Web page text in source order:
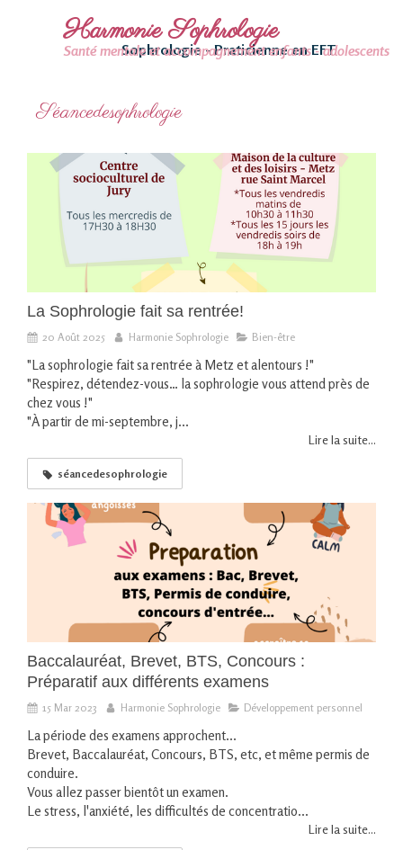
Harmonie Sophrologie
Sophrologie - Praticienne en EFT
Santé mentale et accompagnement enfants - adolescents
Séancedesophrologie
La Sophrologie fait sa rentrée!
20 Août 2025 Harmonie Sophrologie Bien-être
"La sophrologie fait sa rentrée à Metz et alentours !"
"Respirez, détendez-vous… la sophrologie vous attend près de
chez vous !"
"À partir de mi-septembre, j...
Lire la suite...
séancedesophrologie
Baccalauréat, Brevet, BTS, Concours :
Préparatif aux différents examens
15 Mar 2023 Harmonie Sophrologie Développement personnel
La période des examens approchent...
Brevet, Baccalauréat, Concours, BTS, etc, et même permis de
conduire.
Vous allez passer bientôt un examen.
Le stress, l'anxiété, les difficultés de concentratio...
Lire la suite...